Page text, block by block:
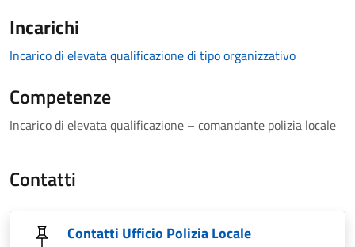
Incarichi
Incarico di elevata qualificazione di tipo organizzativo
Competenze
Incarico di elevata qualificazione – comandante polizia locale
Contatti
Contatti Ufficio Polizia Locale